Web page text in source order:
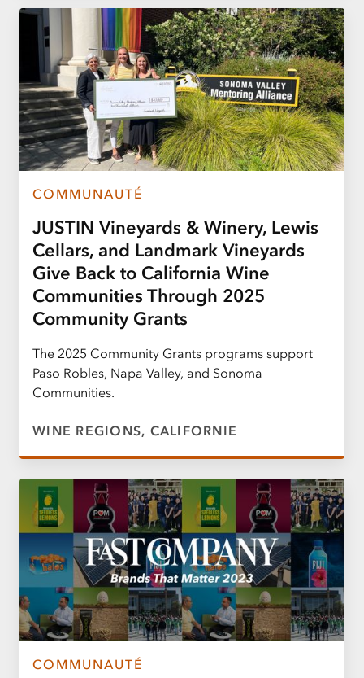
COMMUNAUTÉ
JUSTIN Vineyards & Winery, Lewis
Cellars, and Landmark Vineyards
Give Back to California Wine
Communities Through 2025
Community Grants
The 2025 Community Grants programs support
Paso Robles, Napa Valley, and Sonoma
Communities.
WINE REGIONS, CALIFORNIE
COMMUNAUTÉ